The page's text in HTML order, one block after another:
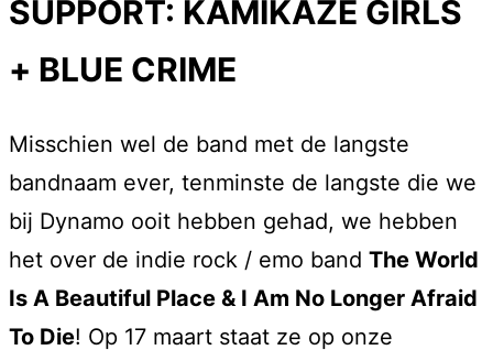
SUPPORT: KAMIKAZE GIRLS
+ BLUE CRIME
Misschien wel de band met de langste
bandnaam ever, tenminste de langste die we
bij Dynamo ooit hebben gehad, we hebben
het over de indie rock / emo band The World
Is A Beautiful Place & I Am No Longer Afraid
To Die! Op 17 maart staat ze op onze